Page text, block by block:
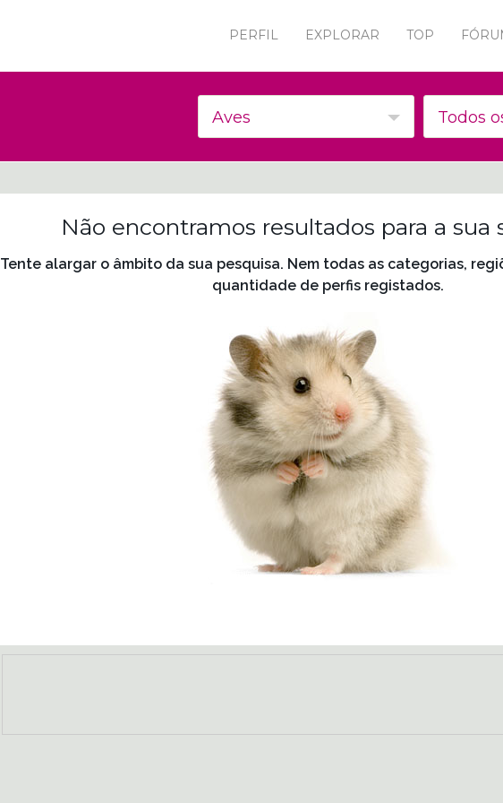
PERFIL EXPLORAR TOP
Aves Todos
Não encontramos resultados para a sua
Tente alargar o âmbito da sua pesquisa. Nem todas as categorias,
quantidade de perfis registados.